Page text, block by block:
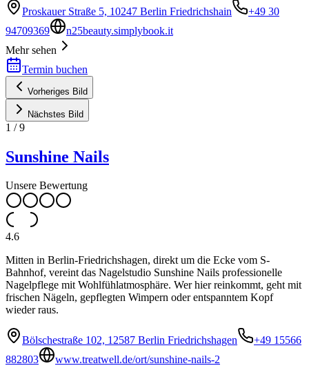
Proskauer Straße 5, 10247 Berlin Friedrichshain
+49 30
94709369
n25beauty.simplybook.it
Mehr sehen
Termin buchen
Vorheriges Bild
Nächstes Bild
1 /9
Sunshine Nails
Unsere Bewertung
4.6
Mitten in Berlin-Friedrichshagen, direkt um die Ecke vom S-
Bahnhof, vereint das Nagelstudio Sunshine Nails professionelle
Nagelpflege mit Wohlfühlatmosphäre. Wer hier reinkommt, geht mit
frischen Nägeln, gepflegten Wimpern oder entspanntem Kopf
wieder raus.
Bölschestraße 102, 12587 Berlin Friedrichshagen
+49 15566
882803
www.treatwell.de/ort/sunshine-nails-2